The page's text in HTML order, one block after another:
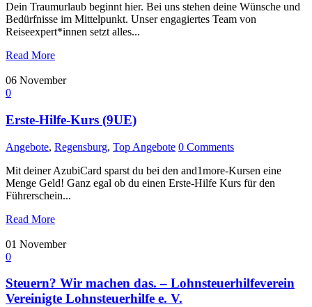
Dein Traumurlaub beginnt hier. Bei uns stehen deine Wünsche und
Bedürfnisse im Mittelpunkt. Unser engagiertes Team von
Reiseexpert*innen setzt alles...
Read More
06 November
0
Erste-Hilfe-Kurs (9UE)
Angebote, Regensburg, Top Angebote 0 Comments
Mit deiner AzubiCard sparst du bei den and1more-Kursen eine
Menge Geld! Ganz egal ob du einen Erste-Hilfe Kurs für den
Führerschein...
Read More
01 November
0
Steuern? Wir machen das. – Lohnsteuerhilfeverein
Vereinigte Lohnsteuerhilfe e. V.